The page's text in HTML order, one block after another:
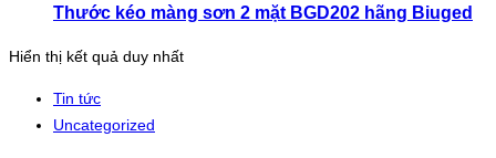
Thước kéo màng sơn 2 mặt BGD202 hãng Biuged
Hiển thị kết quả duy nhất
Tin tức
Uncategorized